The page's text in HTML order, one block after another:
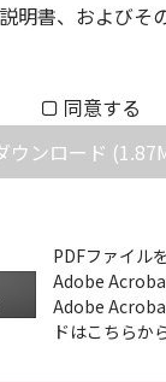
明書、およびそ
ウンロードした
目的でご使用さ
者の許諾を得る
ードした取扱説
公衆送信、また
はできません。
同意する
ウンロード
PDFファイル
Adobe
Adobe
ドはこちらから